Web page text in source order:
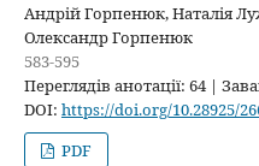
Андрій Горпенюк, Наталія
Олександр Горпенюк
583-595
Переглядів анотації: 64 |
DOI: https://doi.org/10.28925/
PDF